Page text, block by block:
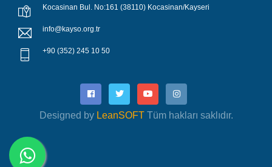
Kocasinan Bul. No:161 (38110) Kocasinan/Kayseri
info@kayso.org.tr
+90 (352) 245 10 50
Designed by LeanSOFTTüm hakları saklıdır.